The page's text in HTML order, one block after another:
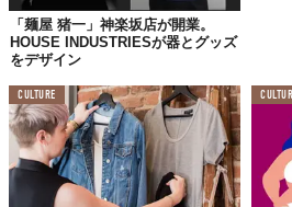
も驚かないと予測する。
食が持つ普遍的な魅力と、ファッショ
刺激や楽しみが生まれるのか、その展
TABI LABO
「麺屋 猪一」神楽坂店が開業。
HOUSE INDUSTRIESが器とグッズ
をデザイン
CULTURE